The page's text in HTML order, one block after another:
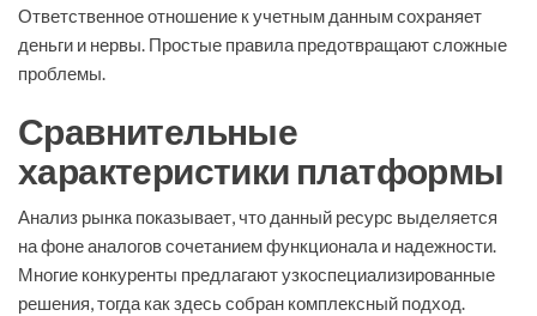
Ответственное отношение к учетным данным сохраняет
деньги и нервы. Простые правила предотвращают сложные
проблемы.
Сравнительные
характеристики платформы
Анализ рынка показывает, что данный ресурс выделяется
на фоне аналогов сочетанием функционала и надежности.
Многие конкуренты предлагают узкоспециализированные
решения, тогда как здесь собран комплексный подход.